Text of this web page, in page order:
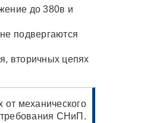
до 380в и
подвергаются
вторичных цепях
механического
СНиП.